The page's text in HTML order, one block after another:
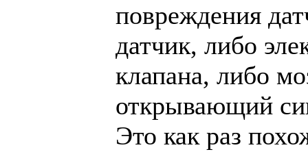
повреждения
датчик, либо
клапана, либо
открывающий
Это как раз